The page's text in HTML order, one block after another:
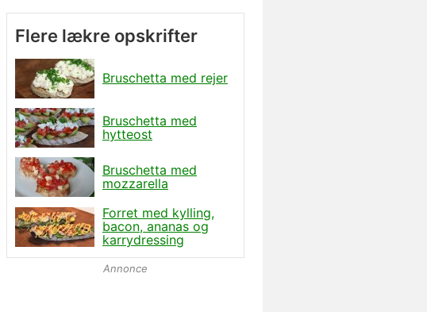
Flere lækre opskrifter
Bruschetta med rejer
Bruschetta med
hytteost
Bruschetta med
mozzarella
Forret med kylling,
bacon, ananas og
karrydressing
Annonce